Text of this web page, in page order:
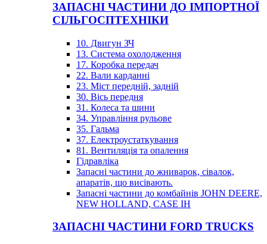
ЗАПАСНІ ЧАСТИНИ ДО ІМПОРТНОЇ
СІЛЬГОСПТЕХНІКИ
10. Двигун ЗЧ
13. Система охолодження
17. Коробка передач
22. Вали карданні
23. Міст передній, задній
30. Вісь передня
31. Колеса та шини
34. Управління рульове
35. Гальма
37. Електроустаткування
81. Вентиляція та опалення
Гідравліка
Запасні частини до жниварок, сівалок,
апаратів, що висівають.
Запасні частини до комбайнів JOHN DEERE,
NEW HOLLAND, CASE IH
ЗАПАСНІ ЧАСТИНИ FORD TRUCKS